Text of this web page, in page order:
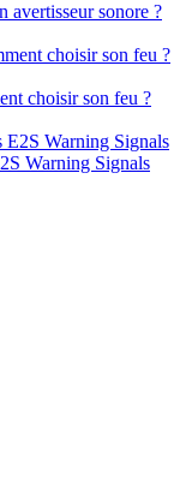
avertisseur sonore ?
choisir son feu ?
Warning Signals